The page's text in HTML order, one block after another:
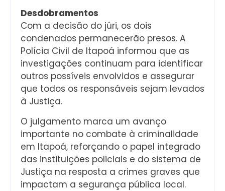
Desdobramentos
Com a decisão do júri, os dois
condenados permanecerão presos. A
Polícia Civil de Itapoá informou que as
investigações continuam para identificar
outros possíveis envolvidos e assegurar
que todos os responsáveis sejam levados
à Justiça.
O julgamento marca um avanço
importante no combate à criminalidade
em Itapoá, reforçando o papel integrado
das instituições policiais e do sistema de
Justiça na resposta a crimes graves que
impactam a segurança pública local.